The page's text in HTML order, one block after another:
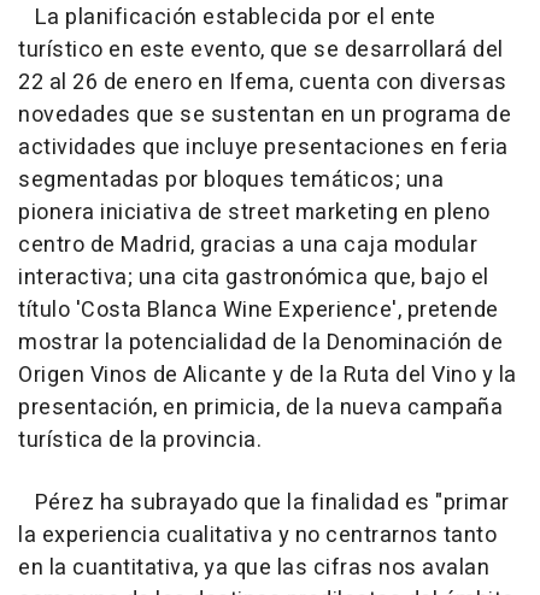
La planificación establecida por el ente
turístico en este evento, que se desarrollará del
22 al 26 de enero en Ifema, cuenta con diversas
novedades que se sustentan en un programa de
actividades que incluye presentaciones en feria
segmentadas por bloques temáticos; una
pionera iniciativa de street marketing en pleno
centro de Madrid, gracias a una caja modular
interactiva; una cita gastronómica que, bajo el
título 'Costa Blanca Wine Experience', pretende
mostrar la potencialidad de la Denominación de
Origen Vinos de Alicante y de la Ruta del Vino y la
presentación, en primicia, de la nueva campaña
turística de la provincia.
Pérez ha subrayado que la finalidad es "primar
la experiencia cualitativa y no centrarnos tanto
en la cuantitativa, ya que las cifras nos avalan